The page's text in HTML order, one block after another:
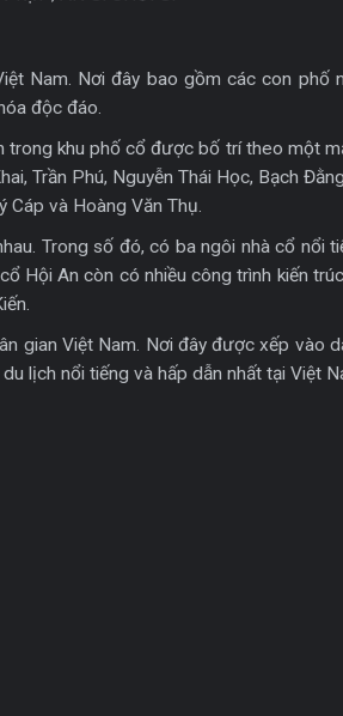
Nam. Nơi đây bao gồm các con phố
độc đáo.
trong khu phố cổ được bố trí theo một
Trần Phú, Nguyễn Thái Học, Bạch
Cáp và Hoàng Văn Thụ.
Trong số đó, có ba ngôi nhà cổ nổi
Hội An còn có nhiều công trình kiến
gian Việt Nam. Nơi đây được xếp vào
lịch nổi tiếng và hấp dẫn nhất tại Việt